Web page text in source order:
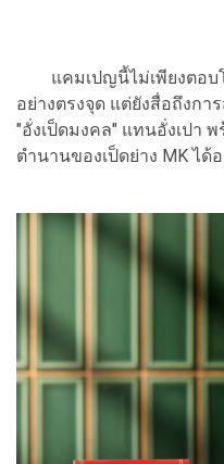
แคมเปญนี้ไม่เพียงตอบ
อย่างตรงจุด แต่ยังสื่อถึงก
"อั่งเป็ดมงคล" แทนอั่งเปา
ตำนานของเป็ดย่าง MK ไ